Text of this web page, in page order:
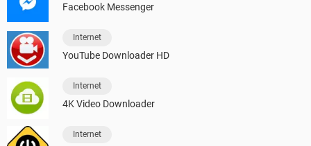
Facebook Messenger
Internet
YouTube Downloader HD
Internet
4K Video Downloader
Internet